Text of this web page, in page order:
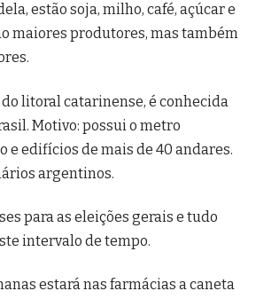
estão soja, milho, café, açúcar e
maiores produtores, mas também
do litoral catarinense, é conhecida
Motivo: possui o metro
e edifícios de mais de 40 andares.
argentinos.
para as eleições gerais e tudo
intervalo de tempo.
estará nas farmácias a caneta